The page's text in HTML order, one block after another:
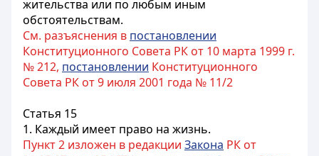
жительства или по любым иным
обстоятельствам.
См. разъяснения в постановлении
Конституционного Совета РК от 10 марта 1999 г.
№ 212, постановлении Конституционного
Совета РК от 9 июля 2001 года № 11/2
Статья 15
1. Каждый имеет право на жизнь.
Пункт 2 изложен в редакции Закона РК от